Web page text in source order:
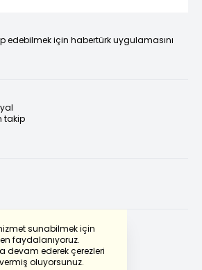
sunabilmek için
faydalanıyoruz.
devam ederek çerezleri
oluyorsunuz.
edebilmek için habertürk uygulamasını
takip
Translate